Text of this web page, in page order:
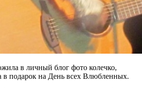
в личный блог фото колечко,
в подарок на День всех Влюбленных.